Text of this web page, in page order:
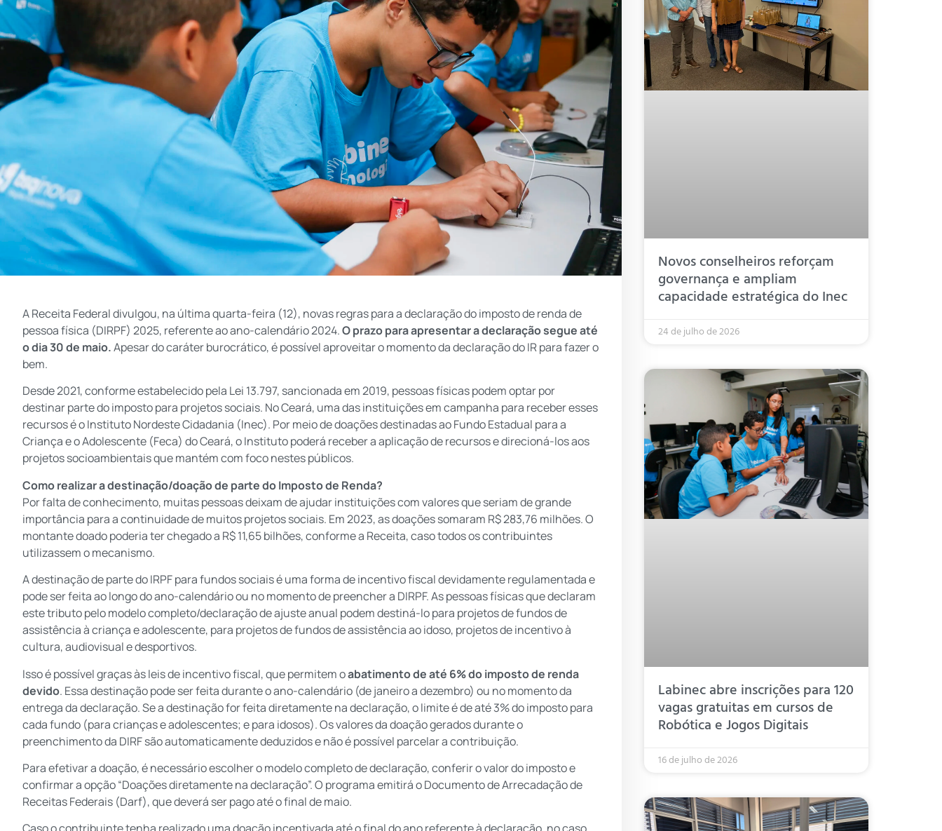
A Receita Federal divulgou, na última quarta-feira (12), novas regras para a declaração do imposto de renda de
pessoa física (DIRPF) 2025, referente ao ano-calendário 2024.O prazo para apresentar a declaração segue até
o dia 30 de maio.Apesar do caráter burocrático, é possível aproveitar o momento da declaração do IR para fazer o
bem.
Desde 2021, conforme estabelecido pela Lei 13.797, sancionada em 2019, pessoas físicas podem optar por
destinar parte do imposto para projetos sociais. No Ceará, uma das instituições em campanha para receber esses
recursos é o Instituto Nordeste Cidadania (Inec). Por meio de doações destinadas ao Fundo Estadual para a
Criança e o Adolescente (Feca) do Ceará, o Instituto poderá receber a aplicação de recursos e direcioná-los aos
projetos socioambientais que mantém com foco nestes públicos.
Como realizar a destinação/doação de parte do Imposto de Renda?
Por falta de conhecimento, muitas pessoas deixam de ajudar instituições com valores que seriam de grande
importância para a continuidade de muitos projetos sociais. Em 2023, as doações somaram R$ 283,76 milhões. O
montante doado poderia ter chegado a R$ 11,65 bilhões, conforme a Receita, caso todos os contribuintes
utilizassem o mecanismo.
A destinação de parte do IRPF para fundos sociais é uma forma de incentivo fiscal devidamente regulamentada e
pode ser feita ao longo do ano-calendário ou no momento de preencher a DIRPF. As pessoas físicas que declaram
este tributo pelo modelo completo/declaração de ajuste anual podem destiná-lo para projetos de fundos de
assistência à criança e adolescente, para projetos de fundos de assistência ao idoso, projetos de incentivo à
cultura, audiovisual e desportivos.
Isso é possível graças às leis de incentivo fiscal, que permitem oabatimento de até 6% do imposto de renda
devido. Essa destinação pode ser feita durante o ano-calendário (de janeiro a dezembro) ou no momento da
entrega da declaração. Se a destinação for feita diretamente na declaração, o limite é de até 3% do imposto para
cada fundo (para crianças e adolescentes; e para idosos). Os valores da doação gerados durante o
preenchimento da DIRF são automaticamente deduzidos e não é possível parcelar a contribuição.
Para efetivar a doação, é necessário escolher o modelo completo de declaração, conferir o valor do imposto e
confirmar a opção “Doações diretamente na declaração”. O programa emitirá o Documento de Arrecadação de
Receitas Federais (Darf), que deverá ser pago até o final de maio.
Novos conselheiros reforçam
governança e ampliam
capacidade estratégica do Inec
24 de julho de 2026
Labinec abre inscrições para 120
vagas gratuitas em cursos de
Robótica e Jogos Digitais
16 de julho de 2026